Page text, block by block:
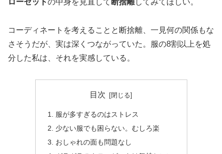
ローゼットの中身を見直して 断捨離してみてほしい。
コーディネートを考えることと断捨離、一見何の関係もな
さそうだが、実は深くつながっていた。服の8割以上を処
分した私は、それを実感している。
目次
服が多すぎるのはストレス
少ない服でも困らない。むしろ楽
おしゃれの面も問題なし